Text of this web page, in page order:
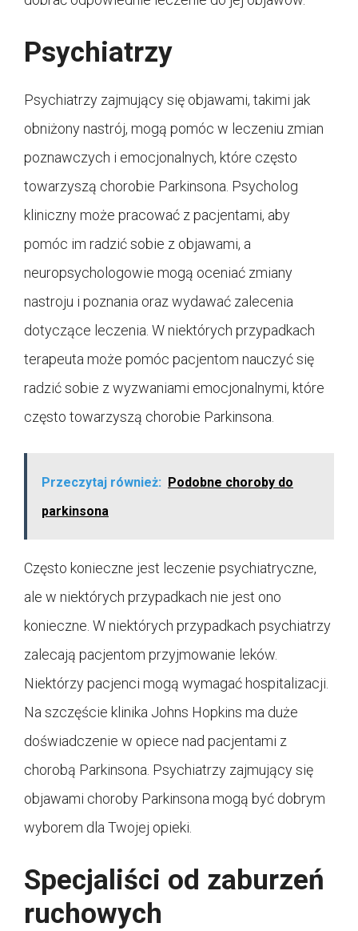
Psychiatrzy
Psychiatrzy zajmujący się objawami, takimi jak
obniżony nastrój, mogą pomóc w leczeniu zmian
poznawczych i emocjonalnych, które często
towarzyszą chorobie Parkinsona. Psycholog
kliniczny może pracować z pacjentami, aby
pomóc im radzić sobie z objawami, a
neuropsychologowie mogą oceniać zmiany
nastroju i poznania oraz wydawać zalecenia
dotyczące leczenia. W niektórych przypadkach
terapeuta może pomóc pacjentom nauczyć się
radzić sobie z wyzwaniami emocjonalnymi, które
często towarzyszą chorobie Parkinsona.
Przeczytaj również: Podobne choroby do
parkinsona
Często konieczne jest leczenie psychiatryczne,
ale w niektórych przypadkach nie jest ono
konieczne. W niektórych przypadkach psychiatrzy
zalecają pacjentom przyjmowanie leków.
Niektórzy pacjenci mogą wymagać hospitalizacji.
Na szczęście klinika Johns Hopkins ma duże
doświadczenie w opiece nad pacjentami z
chorobą Parkinsona. Psychiatrzy zajmujący się
objawami choroby Parkinsona mogą być dobrym
wyborem dla Twojej opieki.
Specjaliści od zaburzeń
ruchowych